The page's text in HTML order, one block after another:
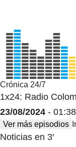
Crónica 24/7
1x24: Radio
23/08/2024 -
Ver más episodios
Noticias en 3′